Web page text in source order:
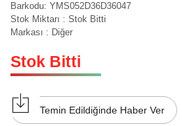
Barkodu: YMS052D36D36047
Stok Miktarı : Stok Bitti
Markası : Diğer
Stok Bitti
Temin Edildiğinde Haber Ver